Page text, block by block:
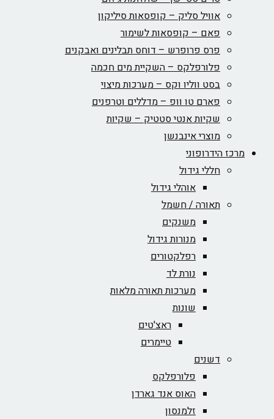
אוויל סליק – קופסאות סיליקון
פאם – קופסאות לשימור
פרס פרופרש – דוחס תבלינים ואבקנים
פלורפלקס – השקיית מים חכמה
בסט ווליו וקס – מערכות מיצוי
פארם טו וופ – מדללים וטרפנים
שקיות אנטי סטטיק – שקיות
מוצרי אינבנשן
מרכז הידרופוני
חללי גידול
אוהלי גידול
תאורה / חשמל
משנקים
מנורות גידול
רפלקטורים
נורת לד
מערכות תאורה מלאות
שונות
ראצ'טים
טיימרים
דשנים
פלורפלקס
האוס אנד גארדן
זלמנסון